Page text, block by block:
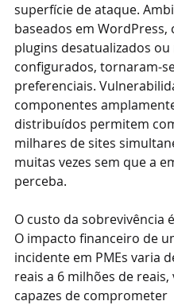
superfície de ataque.
baseados em WordPress,
plugins desatualizados ou
configurados, tornaram-
preferenciais.
componentes
distribuídos permitem
milhares de sites
muitas vezes sem que a
perceba.
O custo da sobrevivência
O impacto financeiro de
incidente em PMEs varia
reais a 6 milhões de reais,
capazes de comprometer